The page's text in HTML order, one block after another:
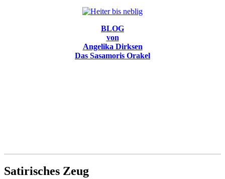
BLOG
von
Angelika Dirksen
Das Sasamoris Orakel
Satirisches Zeug